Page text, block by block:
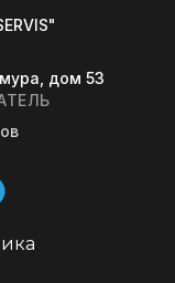
дом 53